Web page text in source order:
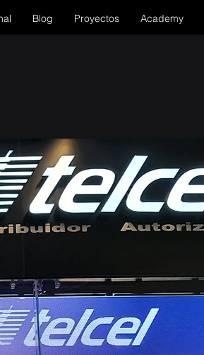
Blog Proyectos Academy